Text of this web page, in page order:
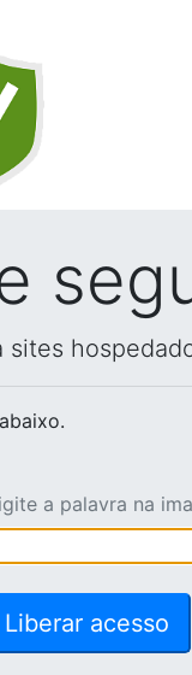
a palavra na